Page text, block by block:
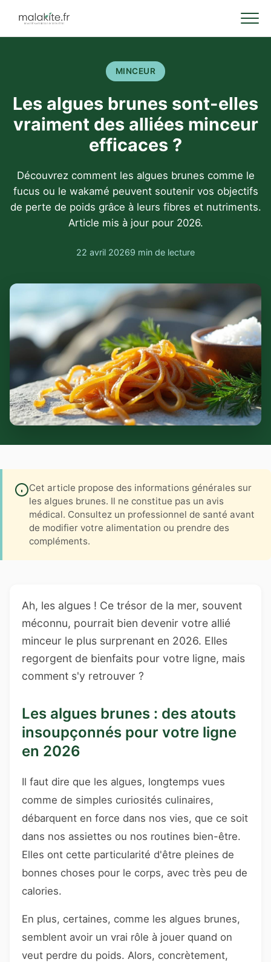
MINCEUR
Les algues brunes sont-elles
vraiment des alliées minceur
efficaces ?
Découvrez comment les algues brunes comme le
fucus ou le wakamé peuvent soutenir vos objectifs
de perte de poids grâce à leurs fibres et nutriments.
Article mis à jour pour 2026.
22 avril 20269 min de lecture
Cet article propose des informations générales sur
les algues brunes. Il ne constitue pas un avis
médical. Consultez un professionnel de santé avant
de modifier votre alimentation ou prendre des
compléments.
Ah, les algues ! Ce trésor de la mer, souvent
méconnu, pourrait bien devenir votre allié
minceur le plus surprenant en 2026. Elles
regorgent de bienfaits pour votre ligne, mais
comment s'y retrouver ?
Les algues brunes : des atouts
insoupçonnés pour votre ligne
en 2026
Il faut dire que les algues, longtemps vues
comme de simples curiosités culinaires,
débarquent en force dans nos vies, que ce soit
dans nos assiettes ou nos routines bien-être.
Elles ont cette particularité d'être pleines de
bonnes choses pour le corps, avec très peu de
calories.
En plus, certaines, comme les algues brunes,
semblent avoir un vrai rôle à jouer quand on
veut perdre du poids. Alors, concrètement,